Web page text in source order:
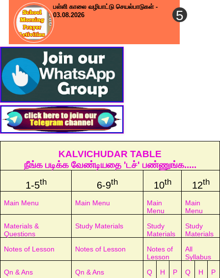
பள்ளி காலை வழிபாட்டு செயல்பாடுகள் -
03.08.2026
KALVICHUDAR TABLE
நீங்க படிக்க வேண்டியதை 'டச்' பண்ணுங்க.....
1-5th 6-9th 10th 12th
Main Menu Main Menu
Main
Menu
Main
Menu
Materials &
Questions
Study Materials
Study
Materials
Study
Materials
Notes of Lesson
Notes of Lesson
Notes of
Lesson
All
Syllabus
Qn & Ans
Qn & Ans
Q
H
P
Q H P